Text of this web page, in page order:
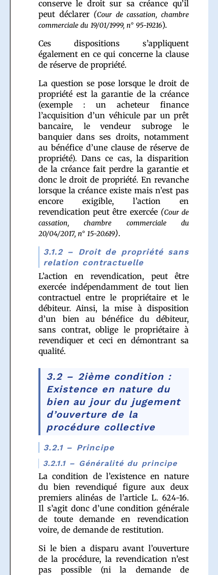
conserve le droit sur sa créance qu’il
peut déclarer (Cour de cassation, chambre
commerciale du 19/01/1999, n° 95-19216).
Ces dispositions s’appliquent
également en ce qui concerne la clause
de réserve de propriété.
La question se pose lorsque le droit de
propriété est la garantie de la créance
(exemple : un acheteur finance
l’acquisition d’un véhicule par un prêt
bancaire, le vendeur subroge le
banquier dans ses droits, notamment
au bénéfice d’une clause de réserve de
propriété). Dans ce cas, la disparition
de la créance fait perdre la garantie et
donc le droit de propriété. En revanche
lorsque la créance existe mais n’est pas
encore exigible, l’action en
revendication peut être exercée (Cour de
cassation, chambre commerciale du
20/04/2017, n° 15-20.619).
3.1.2 – Droit de propriété sans
relation contractuelle
L’action en revendication, peut être
exercée indépendamment de tout lien
contractuel entre le propriétaire et le
débiteur. Ainsi, la mise à disposition
d’un bien au bénéfice du débiteur,
sans contrat, oblige le propriétaire à
revendiquer et ceci en démontrant sa
qualité.
3.2 – 2ième condition :
Existence en nature du
bien au jour du jugement
d’ouverture de la
procédure collective
3.2.1 – Principe
3.2.1.1 – Généralité du principe
La condition de l’existence en nature
du bien revendiqué figure aux deux
premiers alinéas de l’article L. 624-16.
Il s’agit donc d’une condition générale
de toute demande en revendication
voire, de demande de restitution.
Si le bien a disparu avant l’ouverture
de la procédure, la revendication n’est
pas possible (ni la demande de